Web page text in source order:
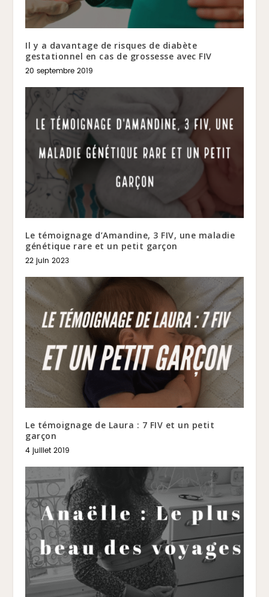
Il y a davantage de risques de diabète
gestationnel en cas de grossesse avec FIV
20 septembre 2019
Le témoignage d’Amandine, 3 FIV, une maladie
génétique rare et un petit garçon
22 juin 2023
Le témoignage de Laura : 7 FIV et un petit
garçon
4 juillet 2019